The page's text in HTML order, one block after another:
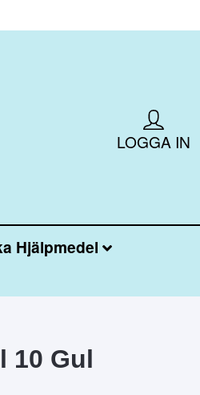
LOGGA IN
Hjälpmedel
10 Gul